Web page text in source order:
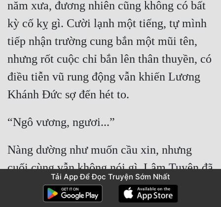
năm xưa, đương nhiên cũng không có bất
kỳ cố kỵ gì. Cười lạnh một tiếng, tự mình
tiếp nhận trường cung bắn một mũi tên,
nhưng rốt cuộc chỉ bắn lên thân thuyền, có
điều tiễn vũ rung động vẫn khiến Lương
Nàng dường như muốn cầu xin, nhưng
cuối cùng vẫn không nói gì, Lâm Tuyên đã
Tải App Để Đọc Truyện Sớm Nhất